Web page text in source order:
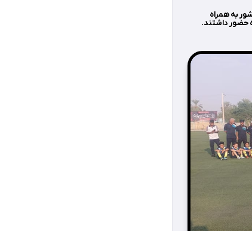
فوتبال فیشور به همراه
حضور داشتند.